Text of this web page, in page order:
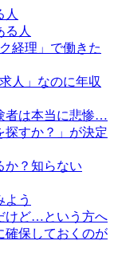
人
る人
経理」で働きた
人」なのに年収
者は本当に悲惨…
探すか？」が決定
か？知らない
よう
けど…という方へ
確保しておくのが